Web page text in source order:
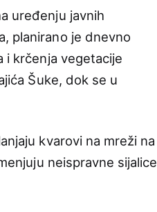
uređenju javnih
planirano je dnevno
i krčenja vegetacije
Šuke, dok se u
kvarovi na mreži na
neispravne sijalice